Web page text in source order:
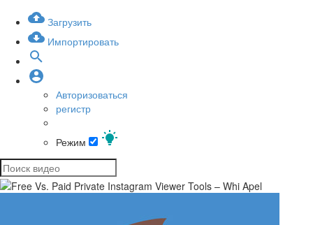
Загрузить
Импортировать
Авторизоваться
регистр
Режим